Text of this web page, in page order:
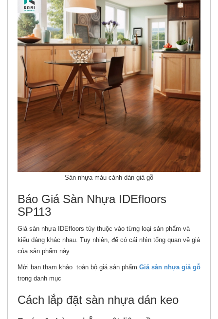
Sàn nhựa màu cánh dán giả gỗ
Báo Giá Sàn Nhựa IDEfloors
SP113
Giá sàn nhựa IDEfloors tùy thuộc vào từng loại sản phẩm và
kiểu dáng khác nhau. Tuy nhiên, để có cái nhìn tổng quan về giá
của sản phẩm này
Mời bạn tham khảo toàn bộ giá sản phẩm Giá sàn nhựa giả gỗ
trong danh mục
Cách lắp đặt sàn nhựa dán keo